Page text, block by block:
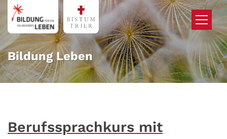
Zum Inhalt springen
Bildung Leben
Berufssprachkurs mit